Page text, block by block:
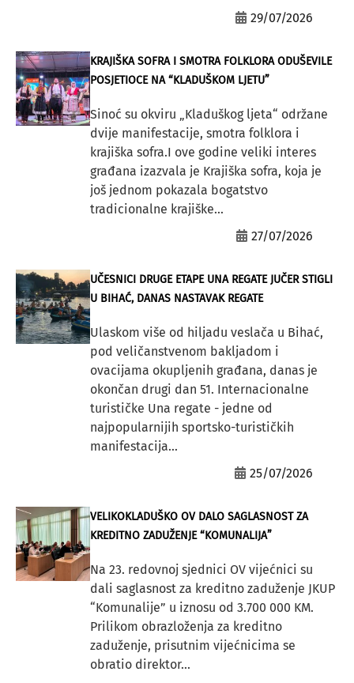
29/07/2026
KRAJIŠKA SOFRA I SMOTRA FOLKLORA ODUŠEVILE
POSJETIOCE NA “KLADUŠKOM LJETU”
Sinoć su okviru „Kladuškog ljeta“ održane
dvije manifestacije, smotra folklora i
krajiška sofra.I ove godine veliki interes
građana izazvala je Krajiška sofra, koja je
još jednom pokazala bogatstvo
tradicionalne krajiške...
27/07/2026
UČESNICI DRUGE ETAPE UNA REGATE JUČER STIGLI
U BIHAĆ, DANAS NASTAVAK REGATE
Ulaskom više od hiljadu veslača u Bihać,
pod veličanstvenom bakljadom i
ovacijama okupljenih građana, danas je
okončan drugi dan 51. Internacionalne
turističke Una regate - jedne od
najpopularnijih sportsko-turističkih
manifestacija...
25/07/2026
VELIKOKLADUŠKO OV DALO SAGLASNOST ZA
KREDITNO ZADUŽENJE “KOMUNALIJA”
Na 23. redovnoj sjednici OV vijećnici su
dali saglasnost za kreditno zaduženje JKUP
“Komunalije” u iznosu od 3.700 000 KM.
Prilikom obrazloženja za kreditno
zaduženje, prisutnim vijećnicima se
obratio direktor...